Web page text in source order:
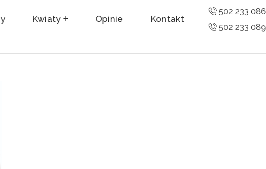
Kwiaty Opinie Kontakt
502 233 086
502 233 089